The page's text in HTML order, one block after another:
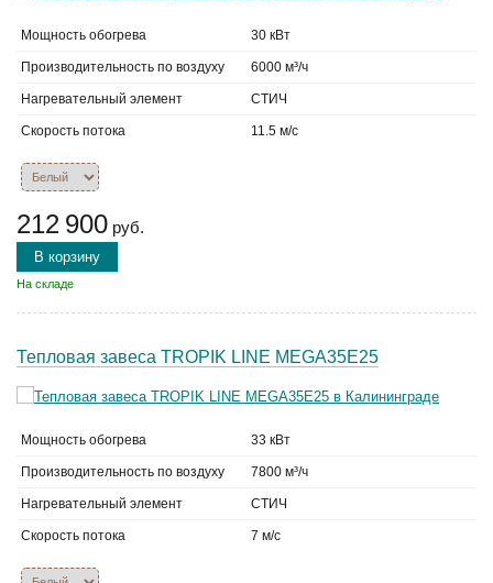
Мощность обогрева 30 кВт
Производительность по воздуху 6000 м³/ч
Нагревательный элемент СТИЧ
Скорость потока 11.5 м/с
212 900 руб.
В корзину
На складе
Тепловая завеса TROPIK LINE MEGA35E25
Мощность обогрева 33 кВт
Производительность по воздуху 7800 м³/ч
Нагревательный элемент СТИЧ
Скорость потока 7 м/с